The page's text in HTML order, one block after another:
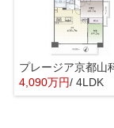
4,090万円/ 4LDK